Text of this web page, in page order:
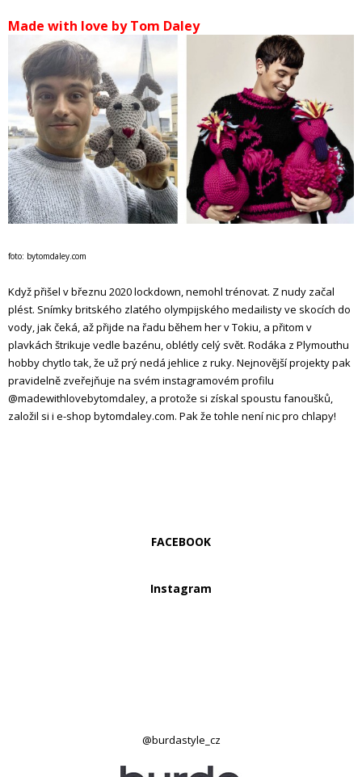
Made with love by Tom Daley
foto: bytomdaley.com
Když přišel v březnu 2020 lockdown, nemohl trénovat. Z nudy začal
plést. Snímky britského zlatého olympijského medailisty ve skocích do
vody, jak čeká, až přijde na řadu během her v Tokiu, a přitom v
plavkách štrikuje vedle bazénu, oblétly celý svět. Rodáka z Plymouthu
hobby chytlo tak, že už prý nedá jehlice z ruky. Nejnovější projekty pak
pravidelně zveřejňuje na svém instagramovém profilu
@madewithlovebytomdaley, a protože si získal spoustu fanoušků,
založil si i e-shop bytomdaley.com. Pak že tohle není nic pro chlapy!
FACEBOOK
Instagram
@burdastyle_cz